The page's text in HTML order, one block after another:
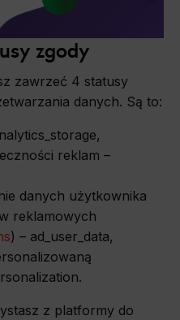
zgody
zawrzeć 4 statusy
danych. Są to:
reklam –
danych użytkownika
reklamowych
) – ad_user_data,
z platformy do